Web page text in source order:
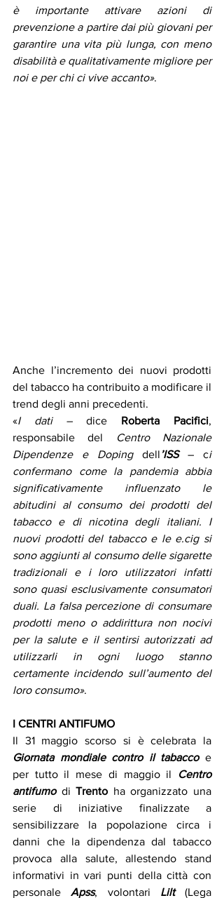
è importante attivare azioni di
prevenzione a partire dai più giovani per
garantire una vita più lunga, con meno
disabilità e qualitativamente migliore per
noi e per chi ci vive accanto».
Anche l’incremento dei nuovi prodotti
del tabacco ha contribuito a modificare il
trend degli anni precedenti.
«I dati – dice Roberta Pacifici,
responsabile del
Centro Nazionale
Dipendenze e Doping dell ’ISS – ci
confermano come la pandemia abbia
significativamente influenzato le
abitudini al consumo dei prodotti del
tabacco e di nicotina degli italiani. I
nuovi prodotti del tabacco e le e.cig si
sono aggiunti al consumo delle sigarette
tradizionali e i loro utilizzatori infatti
sono quasi esclusivamente consumatori
duali. La falsa percezione di consumare
prodotti meno o addirittura non nocivi
per la salute e il sentirsi autorizzati ad
utilizzarli in ogni luogo stanno
certamente incidendo sull’aumento del
loro consumo».
I CENTRI ANTIFUMO
Giornata mondiale contro il tabacco e
per tutto il mese di maggio il
Centro
antifumo di Trento ha organizzato una
serie di iniziative finalizzate a
sensibilizzare la popolazione circa i
danni che la dipendenza dal tabacco
provoca alla salute, allestendo stand
informativi in vari punti della città con
personale Apss, volontari Lilt (Lega